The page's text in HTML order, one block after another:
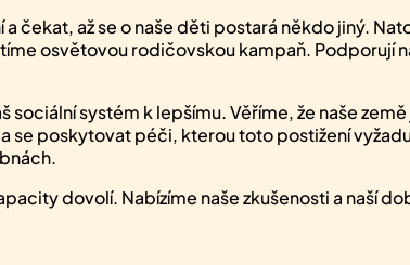
čekat, až se o naše děti postará někdo jiný.
osvětovou rodičovskou kampaň. Podporují
sociální systém k lepšímu. Věříme, že naše
se poskytovat péči, kterou toto postižení
dovolí. Nabízíme naše zkušenosti a naší